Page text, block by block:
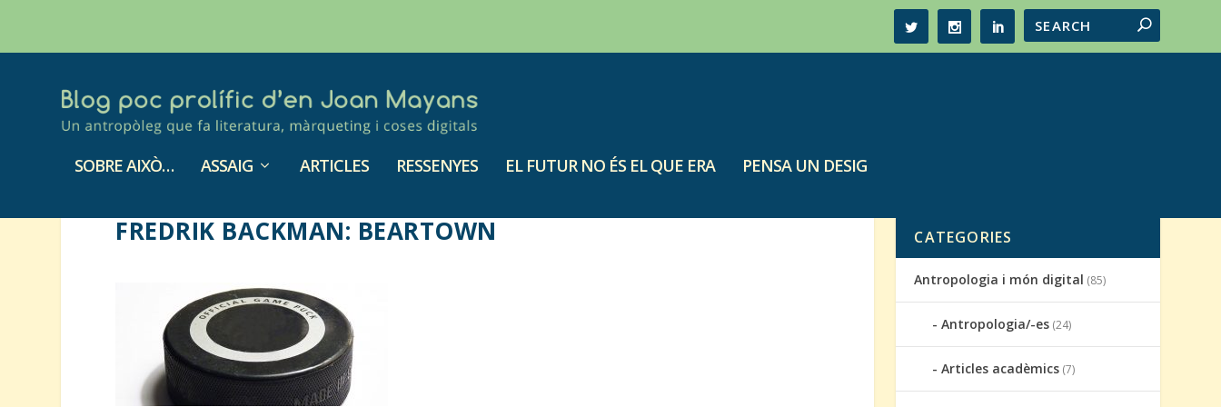
SOBRE AIXÒ… ASSAIG ARTICLES RESSENYES EL FUTUR NO ÉS EL QUE ERA PENSA UN DESIG
FREDRIK BACKMAN: BEARTOWN CATEGORIES
Antropologia i món digital (85)
Antropologia/-es (24)
Articles acadèmics (7)